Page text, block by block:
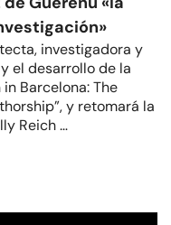
investigadora y
el desarrollo de la
Barcelona: The
y retomará la
Reich …